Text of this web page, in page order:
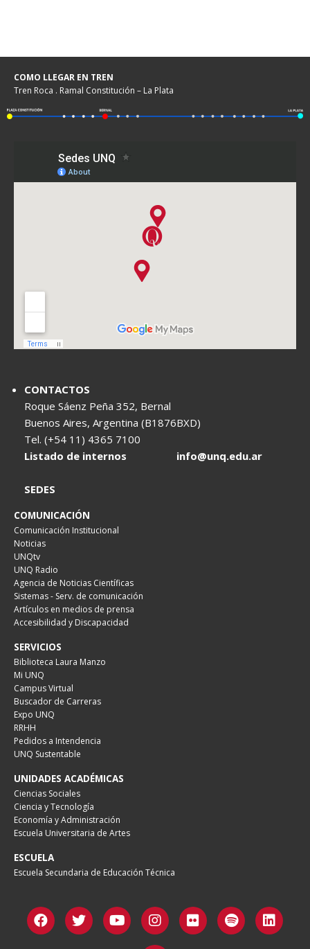
COMO LLEGAR EN TREN
Tren Roca . Ramal Constitución – La Plata
CONTACTOS
Roque Sáenz Peña 352, Bernal
Buenos Aires, Argentina (B1876BXD)
Tel. (+54 11) 4365 7100
Listado de internos
info@unq.edu.ar
SEDES
COMUNICACIÓN
Comunicación Institucional
Noticias
UNQtv
UNQ Radio
Agencia de Noticias Científicas
Sistemas - Serv. de comunicación
Artículos en medios de prensa
Accesibilidad y Discapacidad
SERVICIOS
Biblioteca Laura Manzo
Mi UNQ
Campus Virtual
Buscador de Carreras
Expo UNQ
RRHH
Pedidos a Intendencia
UNQ Sustentable
UNIDADES ACADÉMICAS
Ciencias Sociales
Ciencia y Tecnología
Economía y Administración
Escuela Universitaria de Artes
ESCUELA
Escuela Secundaria de Educación Técnica